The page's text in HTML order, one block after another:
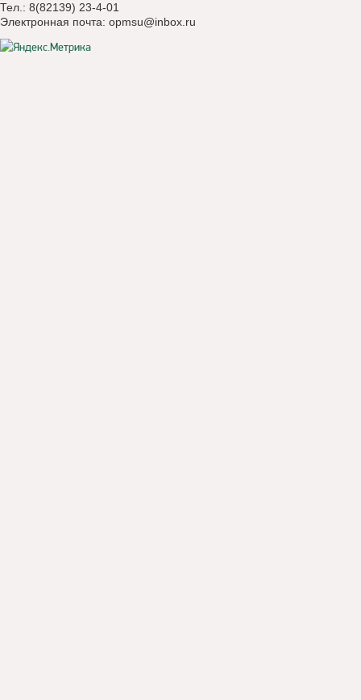
Тел.: 8(82139) 23-4-01
Электронная почта: opmsu@inbox.ru